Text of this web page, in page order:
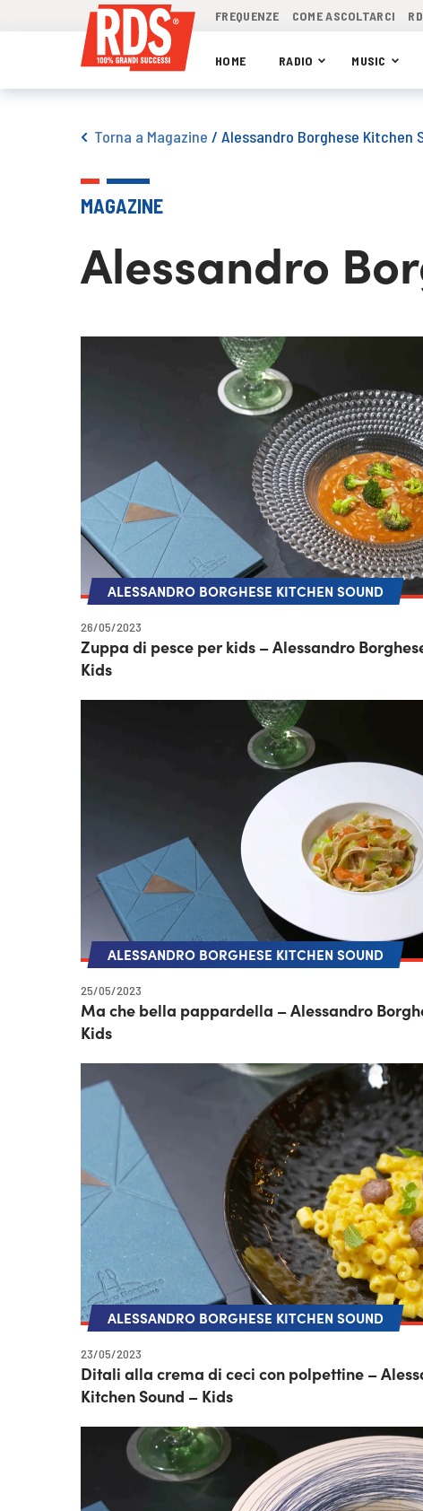
FREQUENZE COME ASCOLTARCI
HOME RADIO MUSIC
Torna a Magazine / Alessandro Borghese Kitchen
MAGAZINE
Alessandro
ALESSANDRO BORGHESE KITCHEN SOUND
26/05/2023
Zuppa di pesce per kids – Alessandro
Kids
ALESSANDRO BORGHESE KITCHEN SOUND
25/05/2023
Ma che bella pappardella – Alessandro
Kids
ALESSANDRO BORGHESE KITCHEN SOUND
23/05/2023
Ditali alla crema di ceci con polpettine –
Kitchen Sound – Kids